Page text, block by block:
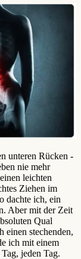
unteren Rücken -
nie mehr
leichten
Ziehen im
dachte ich, ein
Aber mit der Zeit
Qual
einen stechenden,
ich mit einem
jeden Tag.